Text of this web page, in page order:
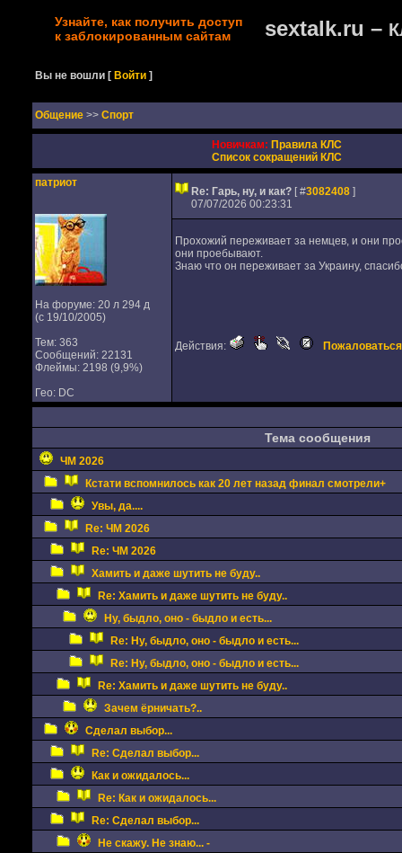
Узнайте, как получить доступ
к заблокированным сайтам
sextalk.ru –
Вы не вошли [Войти ]
Oбщение >> Спорт
Новичкам: Правила КЛС
Список сокращений КЛС
патриот
На форуме: 20 л 294 д
(с 19/10/2005)
Тем: 363
Сообщений: 22131
Флеймы: 2198 (9,9%)
Гео: DC
Re: Гарь, ну, и как? [ #3082408]
07/07/2026 00:23:31
Прохожий переживает за немцев, и они
они проебывают.
Знаю что он переживает за Украину,
Действия: Пожаловаться
Тема сообщения
ЧМ 2026
Кстати вспомнилось как 20 лет назад финал смотрели+
Увы, да....
Re: ЧМ 2026
Re: ЧМ 2026
Хамить и даже шутить не буду..
Re: Хамить и даже шутить не буду..
Ну, быдло, оно - быдло и есть...
Re: Ну, быдло, оно - быдло и есть...
Re: Ну, быдло, оно - быдло и есть...
Re: Хамить и даже шутить не буду..
Зачем ёрничать?..
Сделал выбор...
Re: Сделал выбор...
Как и ожидалось...
Re: Как и ожидалось...
Re: Сделал выбор...
Не скажу. Не знаю... -